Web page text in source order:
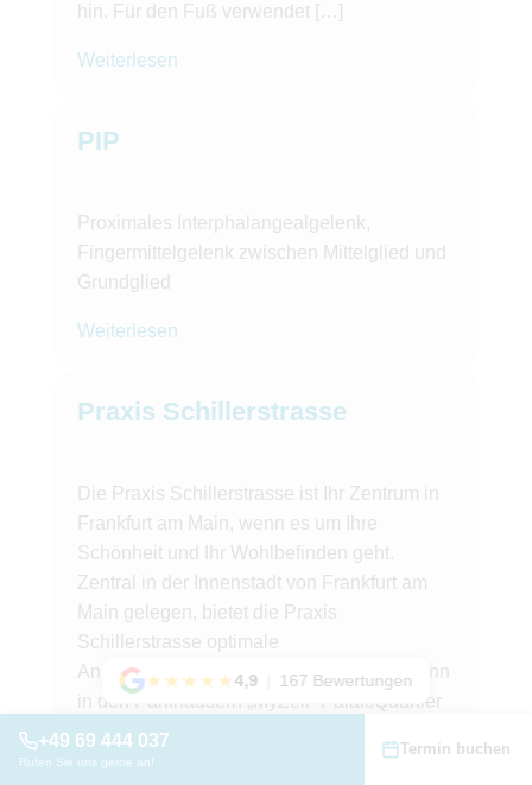
+49 69 444 037
Rufen Sie uns gerne an!
Termin buchen
hin. Für den Fuß verwendet […]
Weiterlesen
PIP
Proximales Interphalangealgelenk,
Fingermittelgelenk zwischen Mittelglied und
Grundglied
Weiterlesen
Praxis Schillerstrasse
Die Praxis Schillerstrasse ist Ihr Zentrum in
Frankfurt am Main, wenn es um Ihre
Schönheit und Ihr Wohlbefinden geht.
Zentral in der Innenstadt von Frankfurt am
Main gelegen, bietet die Praxis
Schillerstrasse optimale
Anreisemöglichkeiten! Geparkt werden kann
in den Parkhäusern „MyZeil- PalaisQuartier
APCOA“ oder im „Parkhaus Schillerstraße“.
Wenige Gehminuten von der Praxis entfernt,
★★★★★4,9 167 Bewertungen